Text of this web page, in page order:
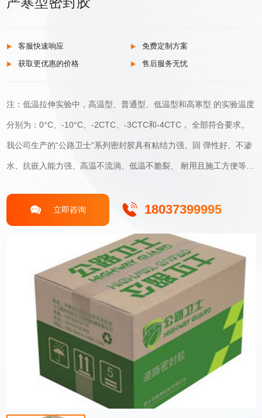
关于我们
客服快速响应
免费定制方案
获取更优惠的价格
售后服务无忧
注：低温拉伸实验中，高温型、普通型、低温型和高寒型 的实验温度
分别为：0°C、-10°C、-2CTC、-3CTC和-4CTC， 全部符合要求。
我公司生产的“公路卫士”系列密封胶具有粘结力强、回 弹性好、不渗
水、抗嵌入能力强、高温不流淌、低温不脆裂、 耐用且施工方便等优
立即咨询 18037399995